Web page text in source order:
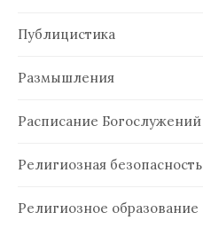
Публицистика
Размышления
Расписание Богослужений
Религиозная безопасность
Религиозное образование